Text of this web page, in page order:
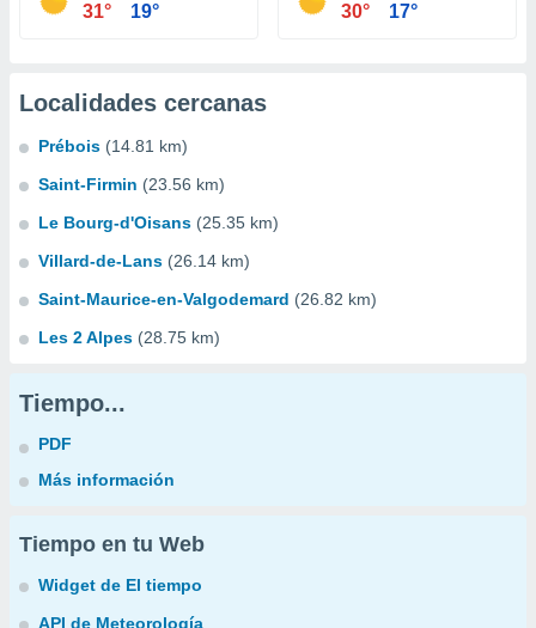
31° 19° 30° 17°
Localidades cercanas
Prébois (14.81 km)
Saint-Firmin (23.56 km)
Le Bourg-d'Oisans (25.35 km)
Villard-de-Lans (26.14 km)
Saint-Maurice-en-Valgodemard (26.82 km)
Les 2 Alpes (28.75 km)
Tiempo...
PDF
Más información
Tiempo en tu Web
Widget de El tiempo
API de Meteorología